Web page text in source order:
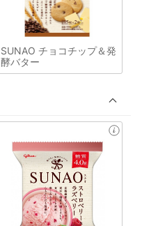
SUNAO チョコチップ＆発
酵バター